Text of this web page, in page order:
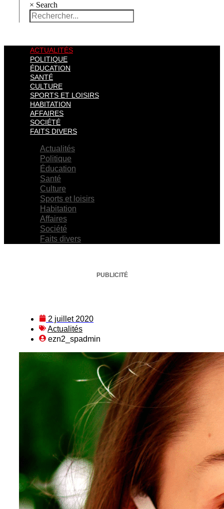
× Search
ACTUALITÉS
POLITIQUE
ÉDUCATION
SANTÉ
CULTURE
SPORTS ET LOISIRS
HABITATION
AFFAIRES
SOCIÉTÉ
FAITS DIVERS
Actualités
Politique
Éducation
Santé
Culture
Sports et loisirs
Habitation
Affaires
Société
Faits divers
PUBLICITÉ
2 juillet 2020
Actualités
ezn2_spadmin